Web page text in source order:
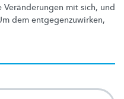
Veränderungen mit sich, und
dem entgegenzuwirken,